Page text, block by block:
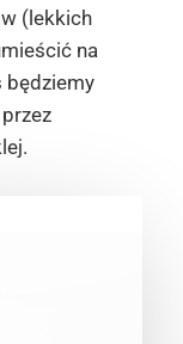
(lekkich
na
będziemy